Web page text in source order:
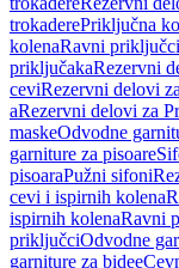
trokaderePriključna
kolenaRavni priključci
priključakaRezervni
ceviRezervni delovi
aRezervni delovi za
maskeOdvodne
garniture za pisoare
pisoaraPužni sifoni
cevi i ispirnih kolena
ispirnih kolenaRavni
priključciOdvodne
garniture za bidee